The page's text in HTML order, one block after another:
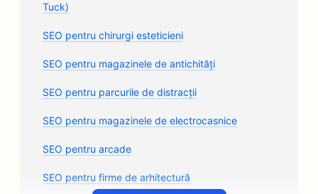
Tuck)
SEO pentru chirurgi esteticieni
SEO pentru magazinele de antichități
SEO pentru parcurile de distracții
SEO pentru magazinele de electrocasnice
SEO pentru arcade
SEO pentru firme de arhitectură